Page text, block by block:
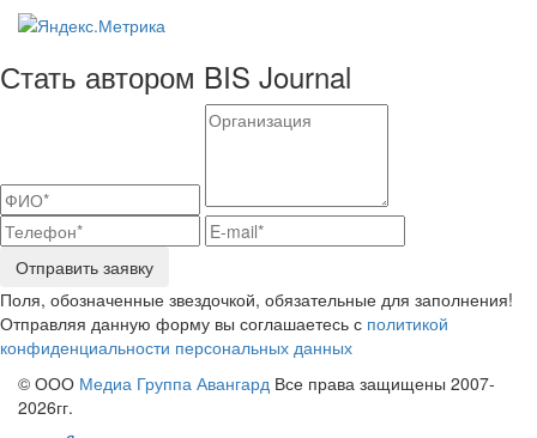
Стать автором BIS Journal
Отправить заявку
Поля, обозначенные звездочкой, обязательные для заполнения!
Отправляя данную форму вы соглашаетесь с политикой
конфиденциальности персональных данных
© ООО Медиа Группа Авангард Все права защищены 2007-
2026гг.